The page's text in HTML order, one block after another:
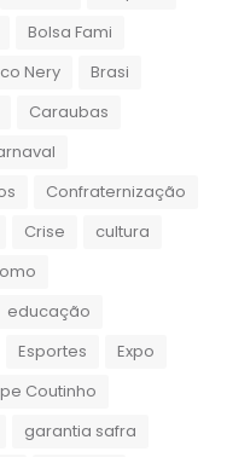
Bolsa Fami
Nery
Brasi
Caraubas
Confraternização
Crise
cultura
educação
Esportes
Expo
Coutinho
garantia safra